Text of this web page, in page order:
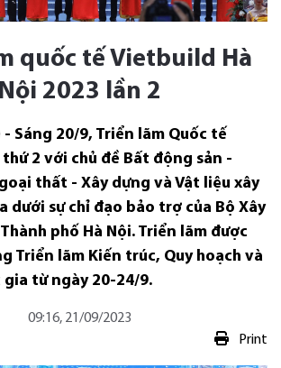
quốc tế Vietbuild Hà
Nội 2023 lần 2
Sáng 20/9, Triển lãm Quốc tế
2 với chủ đề Bất động sản -
thất - Xây dựng và Vật liệu xây
dưới sự chỉ đạo bảo trợ của Bộ Xây
phố Hà Nội. Triển lãm được
Triển lãm Kiến trúc, Quy hoạch và
gia từ ngày 20-24/9.
09:16, 21/09/2023
Print